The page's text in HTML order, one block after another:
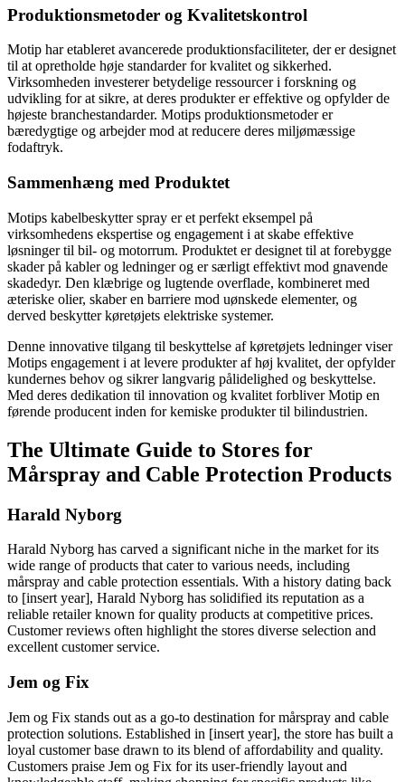
Produktionsmetoder og Kvalitetskontrol
Motip har etableret avancerede produktionsfaciliteter, der er designet
til at opretholde høje standarder for kvalitet og sikkerhed.
Virksomheden investerer betydelige ressourcer i forskning og
udvikling for at sikre, at deres produkter er effektive og opfylder de
højeste branchestandarder. Motips produktionsmetoder er
bæredygtige og arbejder mod at reducere deres miljømæssige
fodaftryk.
Sammenhæng med Produktet
Motips kabelbeskytter spray er et perfekt eksempel på
virksomhedens ekspertise og engagement i at skabe effektive
løsninger til bil- og motorrum. Produktet er designet til at forebygge
skader på kabler og ledninger og er særligt effektivt mod gnavende
skadedyr. Den klæbrige og lugtende overflade, kombineret med
æteriske olier, skaber en barriere mod uønskede elementer, og
derved beskytter køretøjets elektriske systemer.
Denne innovative tilgang til beskyttelse af køretøjets ledninger viser
Motips engagement i at levere produkter af høj kvalitet, der opfylder
kundernes behov og sikrer langvarig pålidelighed og beskyttelse.
Med deres dedikation til innovation og kvalitet forbliver Motip en
førende producent inden for kemiske produkter til bilindustrien.
The Ultimate Guide to Stores for
Mårspray and Cable Protection Products
Harald Nyborg
Harald Nyborg has carved a significant niche in the market for its
wide range of products that cater to various needs, including
mårspray and cable protection essentials. With a history dating back
to [insert year], Harald Nyborg has solidified its reputation as a
reliable retailer known for quality products at competitive prices.
Customer reviews often highlight the stores diverse selection and
excellent customer service.
Jem og Fix
Jem og Fix stands out as a go-to destination for mårspray and cable
protection solutions. Established in [insert year], the store has built a
loyal customer base drawn to its blend of affordability and quality.
Customers praise Jem og Fix for its user-friendly layout and